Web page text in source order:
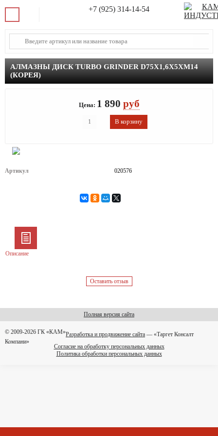
+7 (925) 314-14-54
АЛМАЗНЫ ДИСК TURBO GRINDER D75Х1,6Х5ХМ14
(КОРЕЯ)
Артикул 020576
Цена: 1 890 руб
Описание
Оставить отзыв
Полная версия сайта
© 2009-2026 ГК «КАМ»Разработка и продвижение сайта — «Таргет Консалт
Компани»
Согласие на обработку персональных данных
Политика обработки персональных данных